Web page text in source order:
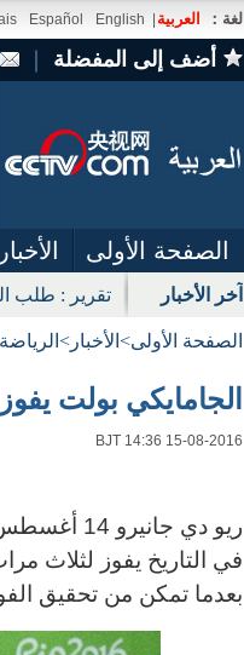
لغة： العربية English
Español
أضف إلى المفضلة
الصفحة الأولى الأخبار
آخر الأخبار تقرير : طلب
الصفحة الأولى> الأخبار > الرياضة
الجامايكي بولت يفوز
BJT 14:36 15-08-2016
بعدما تمكن من تحقيق